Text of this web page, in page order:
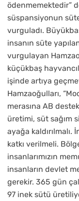
ödenmemektedir”
süspansiyonun
vurguladı.
insanın süte
vurgulayan
küçükbaş
işinde artıya
Hamzaoğulları,
merasına AB
üretimi, süt sağım
ayağa kaldırılmalı.
katkı verilmeli.
insanlarımızın
insanların devlet
gerekir. 365 gün
97 inek sütü